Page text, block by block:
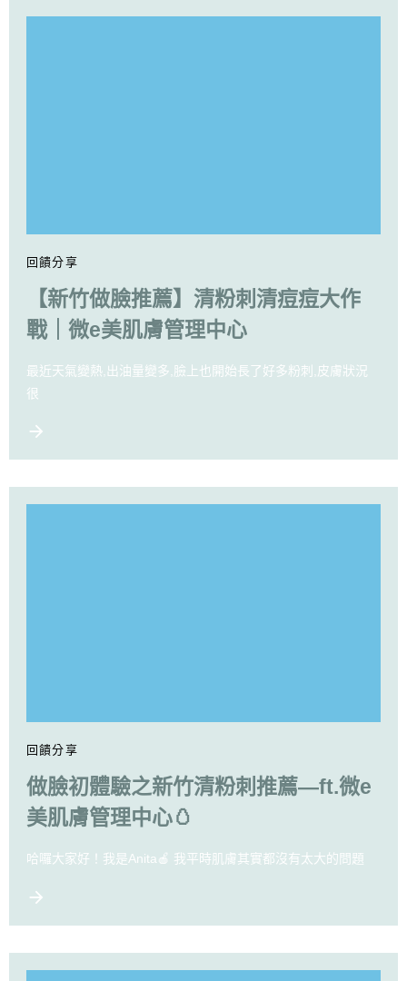
回饋分享
【新竹做臉推薦】清粉刺清痘痘大作
戰｜微e美肌膚管理中心
最近天氣變熱,出油量變多,臉上也開始長了好多粉刺,皮膚狀況
很
回饋分享
做臉初體驗之新竹清粉刺推薦—ft.微e
美肌膚管理中心🥚
哈囉大家好！我是Anita🍎 我平時肌膚其實都沒有太大的問題